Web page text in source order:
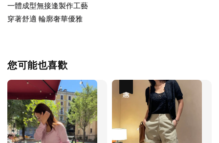
一體成型無接逢製作工藝
穿著舒適 輪廓奢華優雅
您可能也喜歡